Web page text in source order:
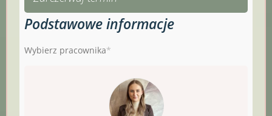
Podstawowe informacje
Wybierz pracownika